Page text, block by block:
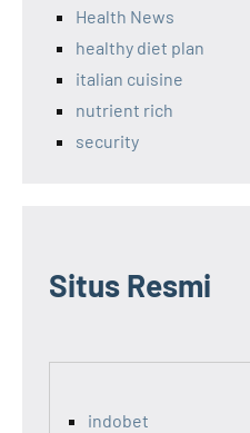
Health News
healthy diet plan
italian cuisine
nutrient rich
security
Situs Resmi
indobet